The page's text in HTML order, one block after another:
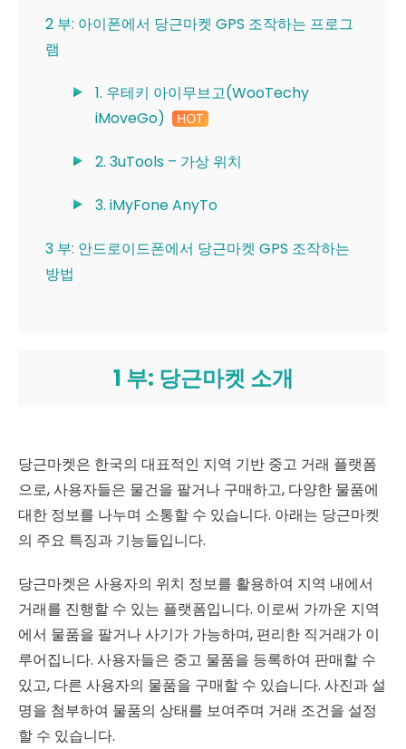
2 부: 아이폰에서 당근마켓 GPS 조작하는 프로그
램
1. 우테키 아이무브고(WooTechy
iMoveGo)
2. 3uTools – 가상 위치
3. iMyFone AnyTo
3 부: 안드로이드폰에서 당근마켓 GPS 조작하는
방법
1 부: 당근마켓 소개
당근마켓은 한국의 대표적인 지역 기반 중고 거래 플랫폼
으로, 사용자들은 물건을 팔거나 구매하고, 다양한 물품에
대한 정보를 나누며 소통할 수 있습니다. 아래는 당근마켓
의 주요 특징과 기능들입니다.
당근마켓은 사용자의 위치 정보를 활용하여 지역 내에서
거래를 진행할 수 있는 플랫폼입니다. 이로써 가까운 지역
에서 물품을 팔거나 사기가 가능하며, 편리한 직거래가 이
루어집니다. 사용자들은 중고 물품을 등록하여 판매할 수
있고, 다른 사용자의 물품을 구매할 수 있습니다. 사진과 설
명을 첨부하여 물품의 상태를 보여주며 거래 조건을 설정
할 수 있습니다.